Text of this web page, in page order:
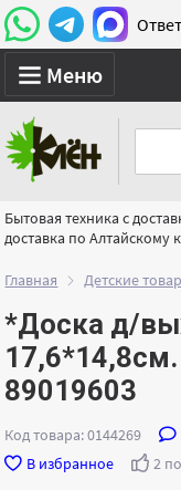
Меню
Бытовая техника с
доставка по Алтайскому
Главная Детские
*Доска д/
89019603
Код товара: 0144269
В избранное
2